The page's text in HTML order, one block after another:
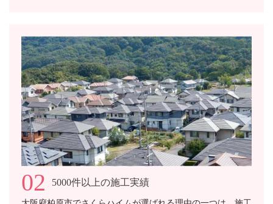
02 5000件以上の施工実績